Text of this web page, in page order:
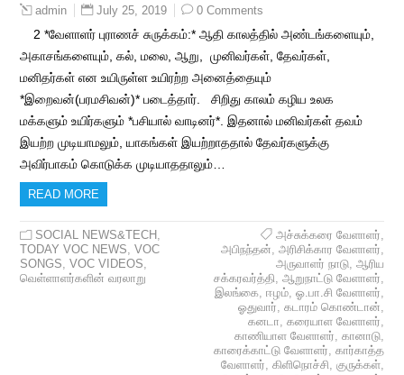
admin July 25, 2019 0 Comments
2 *வேளாளர் புராணச் சுருக்கம்:* ஆதி காலத்தில் அண்டங்களையும்,
அகாசங்களையும், கல், மலை, ஆறு, முனிவர்கள், தேவர்கள்,
மனிதர்கள் என உயிருள்ள உயிரற்ற அனைத்தையும்
*இறைவன்(பரமசிவன்)* படைத்தார். சிறிது காலம் கழிய உலக
மக்களும் உயிர்களும் *பசியால் வாடினர்*. இதனால் மனிவர்கள் தவம்
இயற்ற முடியாமலும், யாகங்கள் இயற்றாததால் தேவர்களுக்கு
அவிர்பாகம் கொடுக்க முடியாததாலும்…
READ MORE
SOCIAL NEWS&TECH ,
TODAY VOC NEWS,VOC
SONGS,VOC VIDEOS,
வெள்ளாளர்களின் வரலாறு
அச்சுக்கரை வேளாளர்,
அபிநந்தன், அரிசிக்கார வேளாளர்,
அருவாளர் நாடு, ஆரிய
சக்கரவர்த்தி, ஆறுநாட்டு வேளாளர்,
இலங்கை, ஈழம், ஓ.பா.சி வேளாளர்,
ஓதுவார், கடாரம் கொண்டான்,
கனடா, கரையாள வேளாளர்,
காணியாள வேளாளர், கானாடு,
காரைக்காட்டு வேளாளர், கார்காத்த
வேளாளர், கிளிநொச்சி, குருக்கள்,